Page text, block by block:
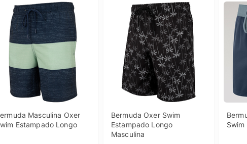
Masculina Oxer
Estampado Longo
Bermuda Oxer Swim
Estampado Longo
Masculina